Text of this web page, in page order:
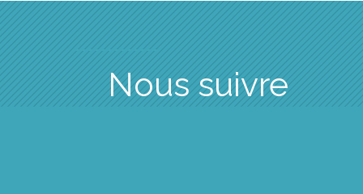
Nous suivre